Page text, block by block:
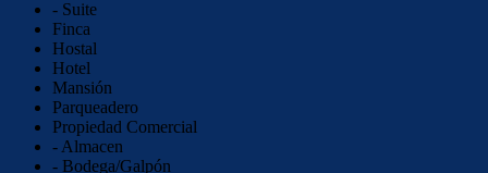
- Suite
Finca
Hostal
Hotel
Mansión
Parqueadero
Propiedad Comercial
- Almacen
- Bodega/Galpón